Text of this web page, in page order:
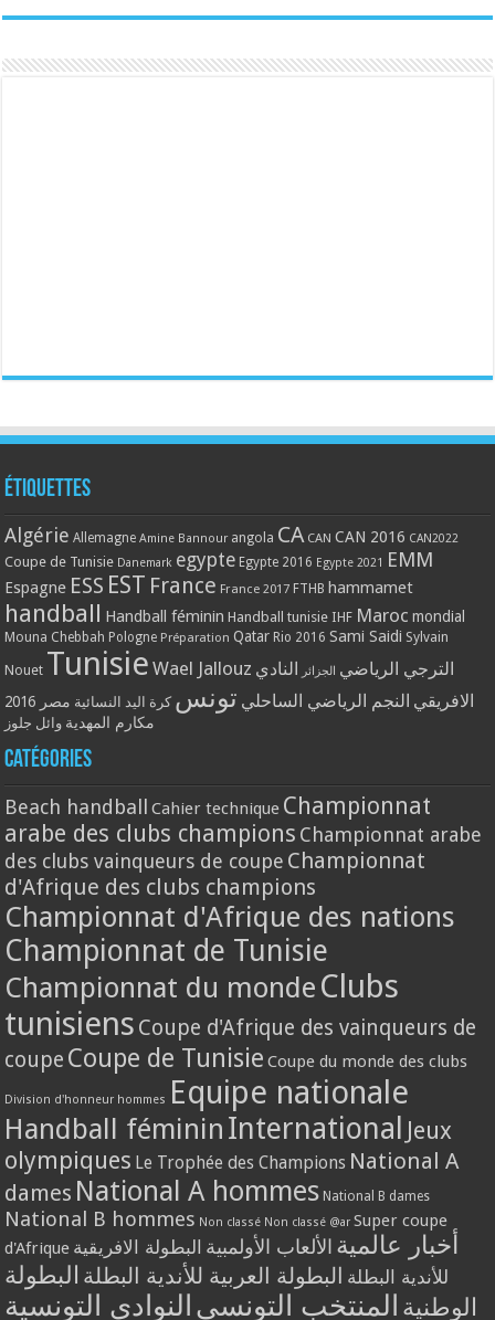
Étiquettes
Algérie Allemagne Amine Bannour angola CA CAN CAN 2016 CAN2022
Coupe de Tunisie Danemark egypte Egypte 2016 Egypte 2021 EMM
Espagne ESS EST France France 2017 FTHB hammamet
handball Handball féminin Handball tunisie IHF Maroc mondial
Mouna Chebbah Pologne Préparation Qatar Rio 2016 Sami Saidi Sylvain
Nouet Tunisie Wael Jallouz الترجي الرياضي الجزائر النادي
الافريقي النجم الرياضي الساحلي تونس كرة اليد النسائية مصر 2016
مكارم المهدية وائل جلوز
Catégories
Beach handball Cahier technique Championnat
arabe des clubs champions Championnat arabe
des clubs vainqueurs de coupe Championnat
d'Afrique des clubs champions
Championnat d'Afrique des nations
Championnat de Tunisie
Championnat du monde Clubs
tunisiens Coupe d'Afrique des vainqueurs de
coupe Coupe de Tunisie Coupe du monde des clubs
Division d'honneur hommes Equipe nationale
Handball féminin International Jeux
olympiques Le Trophée des Champions National A
dames National A hommes National B dames
National B hommes Non classé Non classé @ar Super coupe
d'Afrique
أخبار عالمية الألعاب الأولمبية البطولة الافريقية
للأندية البطلة البطولة العربية للأندية البطلة البطولة
الوطنية المنتخب التونسي النوادي التونسية